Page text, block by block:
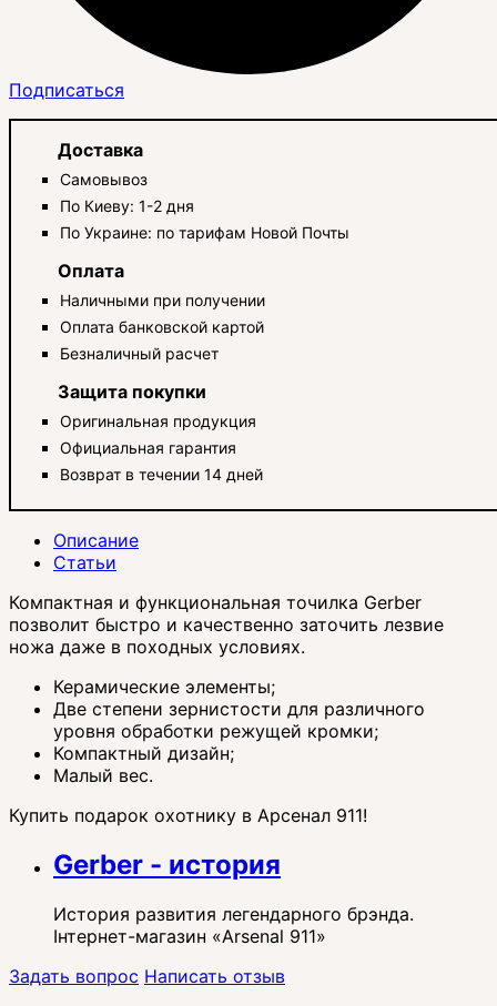
Подписаться
Доставка
Самовывоз
По Киеву: 1-2 дня
По Украине: по тарифам Новой Почты
Оплата
Наличными при получении
Оплата банковской картой
Безналичный расчет
Защита покупки
Оригинальная продукция
Официальная гарантия
Возврат в течении 14 дней
Описание
Статьи
Компактная и функциональная точилка Gerber
позволит быстро и качественно заточить лезвие
ножа даже в походных условиях.
Керамические элементы;
Две степени зернистости для различного
уровня обработки режущей кромки;
Компактный дизайн;
Малый вес.
Купить подарок охотнику в Арсенал 911!
Gerber - история
История развития легендарного брэнда.
Інтернет-магазин «Arsenal 911»
Задать вопрос Написать отзыв